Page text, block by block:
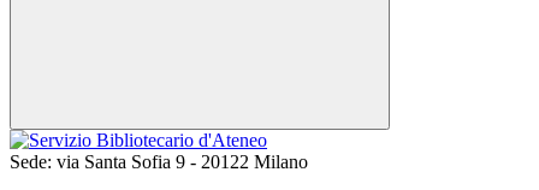
Sede: via Santa Sofia 9 - 20122 Milano